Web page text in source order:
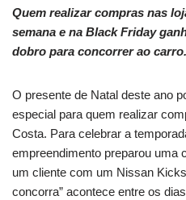
Quem realizar compras nas
semana e na Black Friday
dobro para concorrer ao carro.
O presente de Natal deste ano
especial para quem realizar
Costa. Para celebrar a
empreendimento preparou uma
um cliente com um Nissan
concorra” acontece entre os